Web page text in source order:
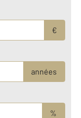
€
années
%